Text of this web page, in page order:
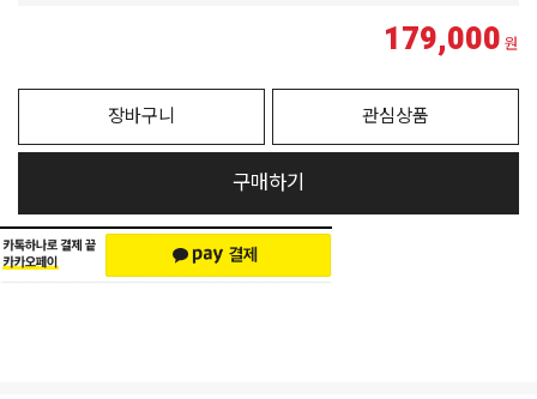
179,000 원
장바구니 관심상품
구매하기